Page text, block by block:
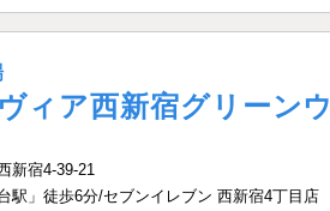
ィア西新宿グリーンウ
新宿4-39-21
駅」徒歩6分/セブンイレブン 西新宿4丁目店